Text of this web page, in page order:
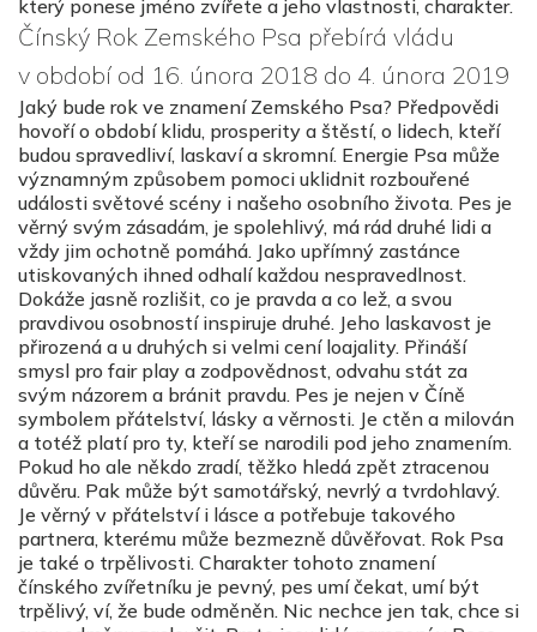
který ponese jméno zvířete a jeho vlastnosti, charakter.
Čínský Rok Zemského Psa přebírá vládu
v období od 16. února 2018 do 4. února 2019
Jaký bude rok ve znamení Zemského Psa? Předpovědi
hovoří o období klidu, prosperity a štěstí, o lidech, kteří
budou spravedliví, laskaví a skromní. Energie Psa může
významným způsobem pomoci uklidnit rozbouřené
události světové scény i našeho osobního života. Pes je
věrný svým zásadám, je spolehlivý, má rád druhé lidi a
vždy jim ochotně pomáhá. Jako upřímný zastánce
utiskovaných ihned odhalí každou nespravedlnost.
Dokáže jasně rozlišit, co je pravda a co lež, a svou
pravdivou osobností inspiruje druhé. Jeho laskavost je
přirozená a u druhých si velmi cení loajality. Přináší
smysl pro fair play a zodpovědnost, odvahu stát za
svým názorem a bránit pravdu. Pes je nejen v Číně
symbolem přátelství, lásky a věrnosti. Je ctěn a milován
a totéž platí pro ty, kteří se narodili pod jeho znamením.
Pokud ho ale někdo zradí, těžko hledá zpět ztracenou
důvěru. Pak může být samotářský, nevrlý a tvrdohlavý.
Je věrný v přátelství i lásce a potřebuje takového
partnera, kterému může bezmezně důvěřovat. Rok Psa
je také o trpělivosti. Charakter tohoto znamení
čínského zvířetníku je pevný, pes umí čekat, umí být
trpělivý, ví, že bude odměněn. Nic nechce jen tak, chce si